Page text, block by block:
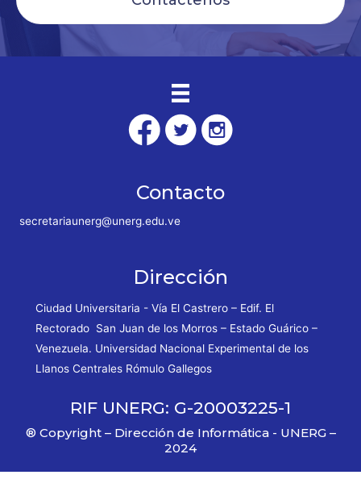
Contacto
secretariaunerg@unerg.edu.ve
Dirección
Ciudad Universitaria - Vía El Castrero – Edif. El
Rectorado San Juan de los Morros – Estado Guárico –
Venezuela. Universidad Nacional Experimental de los
Llanos Centrales Rómulo Gallegos
RIF UNERG: G-20003225-1
® Copyright – Dirección de Informática - UNERG –
2024